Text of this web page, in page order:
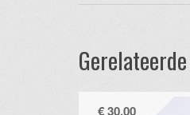
€30,00